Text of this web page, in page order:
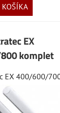
EX
komplet
EX 400/600/